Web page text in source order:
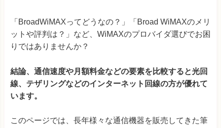
「BroadWiMAXってどうなの？」「Broad WiMAXのメリ
ットや評判は？」など、WiMAXのプロバイダ選びでお困
りではありませんか？
結論、 通信速度や月額料金などの要素を比較すると光回
線、テザリングなどのインターネット回線の方が優れて
います。
このページでは、長年様々な通信機器を販売してきた筆